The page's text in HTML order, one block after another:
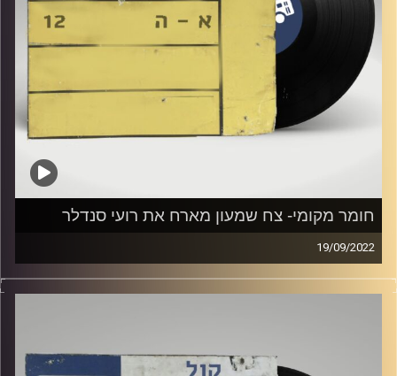
חומר מקומי- צח שמעון מארח את רועי סנדלר
19/09/2022
שעה של מוזיקה ישראלית עם צח שמעון
Elior Buchnik